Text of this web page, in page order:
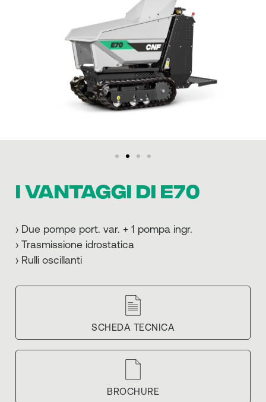
I VANTAGGI DI E70
› Due pompe port. var. + 1 pompa ingr.
› Trasmissione idrostatica
› Rulli oscillanti
SCHEDA TECNICA
BROCHURE